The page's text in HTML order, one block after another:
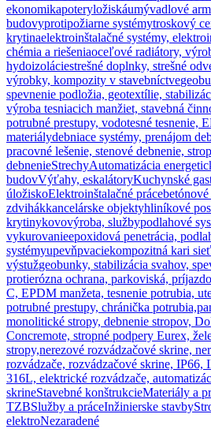
ekonomikapoteryložiskáumývadlové
budovyprotipožiarne systémytroskový
krytinaelektroinštalačné systémy,
chémia a riešeniaoceľové radiátory,
hydoizoláciestrešné doplnky, strešné
výrobky, kompozity v stavebníctve
spevnenie podložia, geotextílie,
výroba tesniacich manžiet, stavebná
potrubné prestupy, vodotesné tesnenie,
materiálydebniace systémy, prenájom
pracovné lešenie, stenové debnenie,
debnenieStrechyAutomatizácia
budovVýťahy, eskalátoryKuchynské
úložiskoElektroinštalačné prácebetónové
zdvihákkancelárske objektyhliníkové
krytinykovovýroba, službypodlahové
vykurovanieepoxidová penetrácia,
systémyupevňpvaciekompozitná kari
výstužgeobunky, stabilizácia svahov,
protierózna ochrana, parkoviská,
C, EPDM manžeta, tesnenie potrubia,
potrubné prestupy, chránička potrubia,
monolitické stropy, debnenie stropov,
Concremote, stropné podpery Eurex,
stropy,nerezové rozvádzačové skrine,
rozvádzače, rozvádzačové skrine,
316L, elektrické rozvádzače,
skrineStavebné konštrukcieMateriály a
TZBSlužby a práceInžinierske stavby
elektroNezaradené